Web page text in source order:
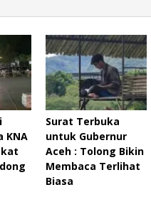
KNA
Surat Terbuka
untuk Gubernur
Aceh : Tolong Bikin
Membaca Terlihat
Biasa